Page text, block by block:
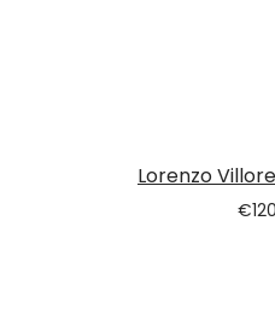
Lorenzo
€